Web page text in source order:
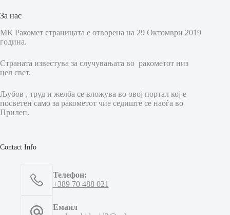
За нас
МК Ракомет страницата е отворена на 29 Октомври 2019
година.
Страната известува за случувањата во ракометот низ
цел свет.
Љубов , труд и желба се вложува во овој портал кој е
посветен само за ракометот чие седиште се наоѓа во
Прилеп.
Contact Info
Телефон:
+389 70 488 021
Емаил